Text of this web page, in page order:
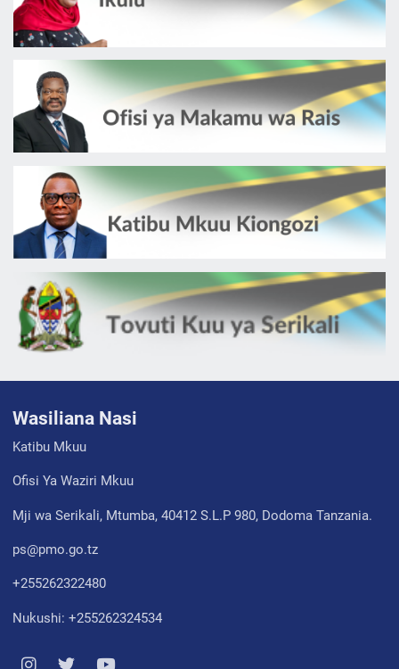
Wasiliana Nasi
Katibu Mkuu
Ofisi Ya Waziri Mkuu
Mji wa Serikali, Mtumba, 40412 S.L.P 980, Dodoma Tanzania.
ps@pmo.go.tz
+255262322480
Nukushi: +255262324534